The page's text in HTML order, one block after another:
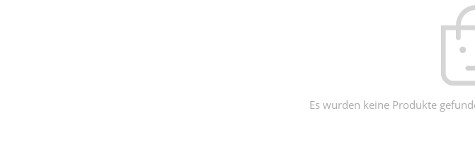
Es wurden keine Produkte